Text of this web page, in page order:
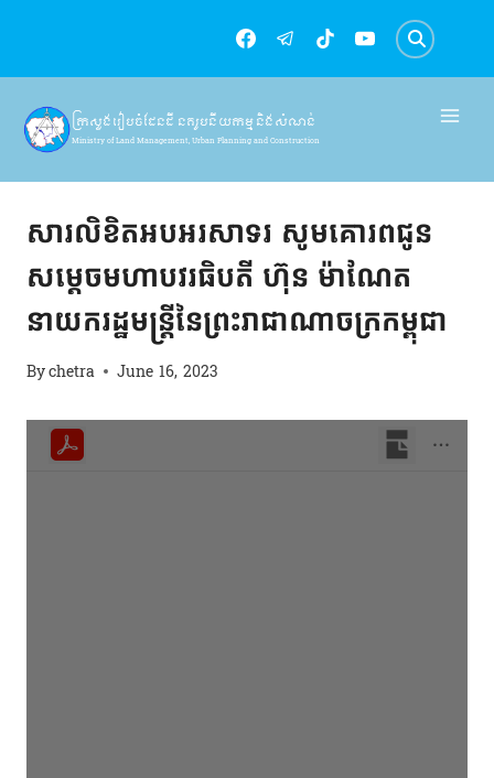
content
ក្រសួងរៀបចំដែនដី នគរូបនីយកម្ម និងសំណង់
Ministry of Land Management, Urban Planning and Construction
សារលិខិតអបអរសាទរ សូមគោរពជូន
សម្ដេចមហាបវរធិបតី ហ៊ុន ម៉ាណែត
នាយករដ្ឋមន្រ្តីនៃព្រះរាជាណាចក្រកម្ពុជា
Bychetra June 16, 2023